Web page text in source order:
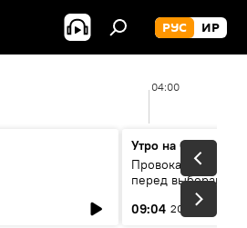
РУС ИР
04:00
Утро на Спутнике
Провокации со
перед выборами в
09:04 20 мин